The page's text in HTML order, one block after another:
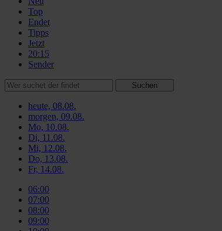
Top
Endet
Tipps
Jetzt
20:15
Sender
Suchen
heute, 08.08.
morgen, 09.08.
Mo, 10.08.
Di, 11.08.
Mi, 12.08.
Do, 13.08.
Fr, 14.08.
06:00
07:00
08:00
09:00